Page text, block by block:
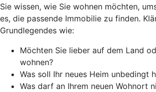
Sie wissen, wie Sie wohnen möchten,
es, die passende Immobilie zu finden.
Grundlegendes wie:
Möchten Sie lieber auf dem Land
wohnen?
Was soll Ihr neues Heim unbedingt
Was darf an Ihrem neuen Wohnort